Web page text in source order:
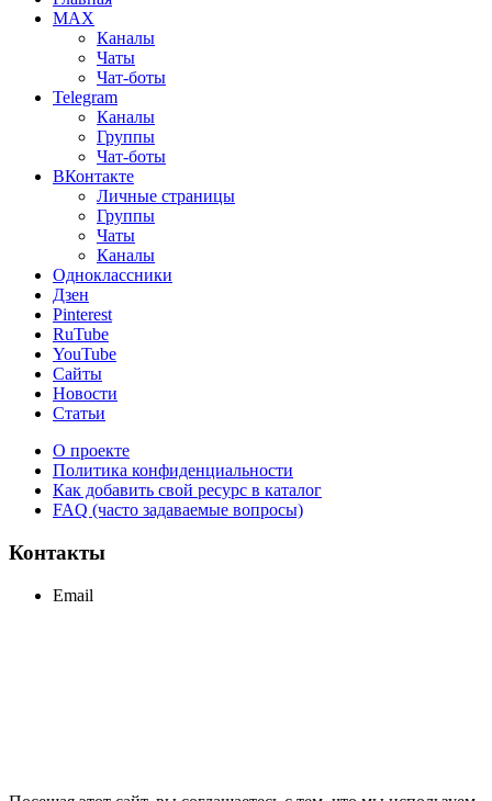
MAX
Каналы
Чаты
Чат-боты
Telegram
Каналы
Группы
Чат-боты
ВКонтакте
Личные страницы
Группы
Чаты
Каналы
Одноклассники
Дзен
Pinterest
RuTube
YouTube
Сайты
Новости
Статьи
О проекте
Политика конфиденциальности
Как добавить свой ресурс в каталог
FAQ (часто задаваемые вопросы)
Контакты
Email